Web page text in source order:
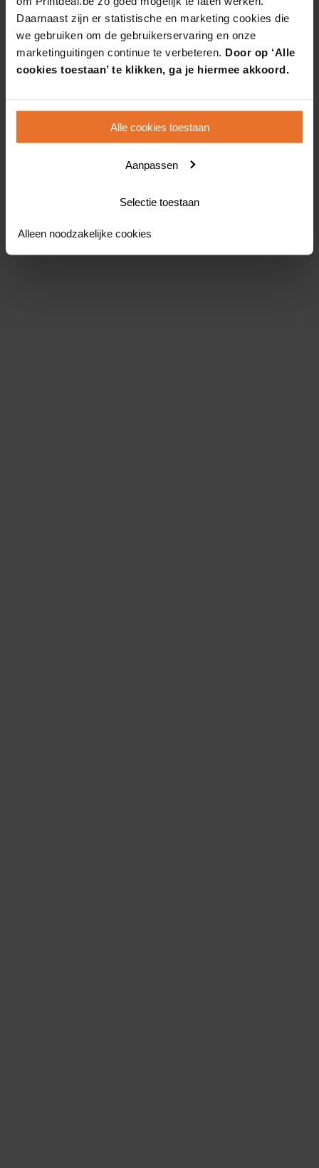
Daarnaast zijn er statistische en marketing cookies die
we gebruiken om de gebruikerservaring en onze
marketinguitingen continue te verbeteren. Door op ‘Alle
cookies toestaan’ te klikken, ga je hiermee akkoord.
Alle cookies toestaan
Aanpassen
Selectie toestaan
Alleen noodzakelijke cookies